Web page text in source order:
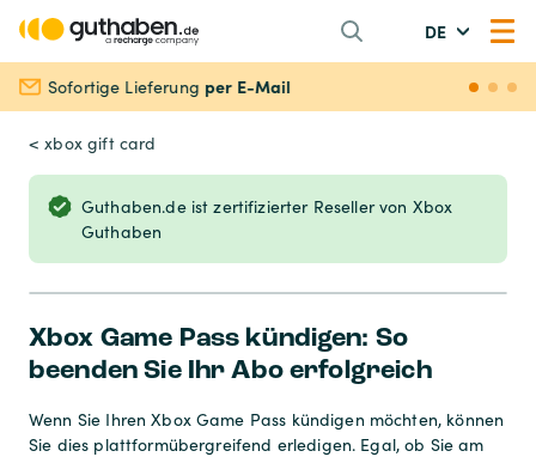
DE
Sofortige Lieferung per E-Mail
< xbox gift card
Guthaben.de ist zertifizierter Reseller von Xbox
Guthaben
Xbox Game Pass kündigen: So
beenden Sie Ihr Abo erfolgreich
Wenn Sie Ihren Xbox Game Pass kündigen möchten, können
Sie dies plattformübergreifend erledigen. Egal, ob Sie am